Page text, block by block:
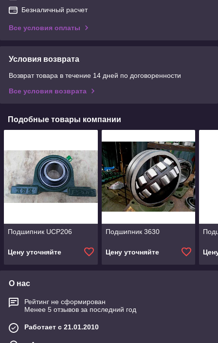
Безналичный расчет
Все условия оплаты
Условия возврата
Возврат товара в течение 14 дней по договоренности
Все условия возврата
Подобные товары компании
Подшипник UCP206
Цену уточняйте
Подшипник 3630
Цену уточняйте
О нас
Рейтинг не сформирован
Менее 5 отзывов за последний год
Работает с 21.01.2010